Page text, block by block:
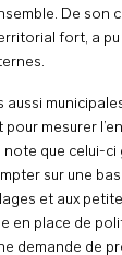
De son
fort, a
mesurer
que celui-ci
sur une
et aux
en place de
demande de